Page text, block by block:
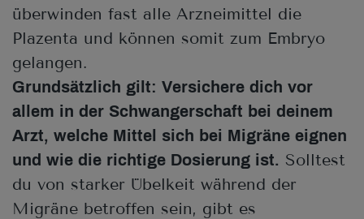
überwinden fast alle Arzneimittel die
Plazenta und können somit zum Embryo
gelangen.
Grundsätzlich gilt: Versichere dich vor
allem in der Schwangerschaft bei deinem
Arzt, welche Mittel sich bei Migräne eignen
und wie die richtige Dosierung ist. Solltest
du von starker Übelkeit während der
Migräne betroffen sein, gibt es